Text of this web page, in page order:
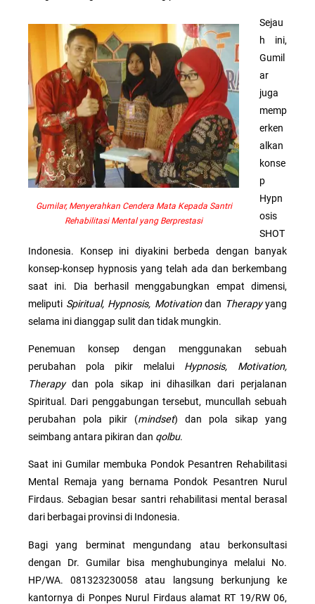
Gumilar, Menyerahkan Cendera Mata Kepada Santri
Rehabilitasi Mental yang Berprestasi
Sejau
h ini,
Gumil
ar
juga
memp
erken
alkan
konse
p
Hypn
osis
SHOT
Indonesia. Konsep ini diyakini berbeda dengan banyak
konsep-konsep hypnosis yang telah ada dan berkembang
saat ini. Dia berhasil menggabungkan empat dimensi,
meliputi Spiritual, Hypnosis, Motivationdan Therapyyang
selama ini dianggap sulit dan tidak mungkin.
Penemuan konsep dengan menggunakan sebuah
perubahan pola pikir melalui Hypnosis, Motivation,
Therapydan pola sikap ini dihasilkan dari perjalanan
Spiritual. Dari penggabungan tersebut, muncullah sebuah
perubahan pola pikir (mindset) dan pola sikap yang
seimbang antara pikiran dan qolbu.
Saat ini Gumilar membuka Pondok Pesantren Rehabilitasi
Mental Remaja yang bernama Pondok Pesantren Nurul
Firdaus. Sebagian besar santri rehabilitasi mental berasal
dari berbagai provinsi di Indonesia.
Bagi yang berminat mengundang atau berkonsultasi
dengan Dr. Gumilar bisa menghubunginya melalui No.
HP/WA. 081323230058 atau langsung berkunjung ke
kantornya di Ponpes Nurul Firdaus alamat RT 19/RW 06,